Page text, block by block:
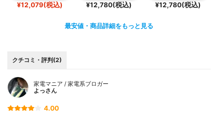
¥12,079(税込) ¥12,780(税込) ¥12,780(税込)
最安値・商品詳細をもっと見る
クチコミ・評判(2)
家電マニア / 家電系ブロガー
よっさん
4.00